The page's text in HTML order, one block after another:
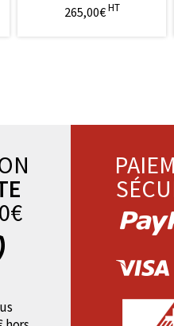
265,00€HT